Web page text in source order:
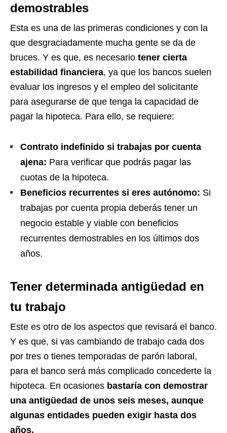
demostrables
Esta es una de las primeras condiciones y con la
que desgraciadamente mucha gente se da de
bruces. Y es que, es necesario tener cierta
estabilidad financiera, ya que los bancos suelen
evaluar los ingresos y el empleo del solicitante
para asegurarse de que tenga la capacidad de
pagar la hipoteca. Para ello, se requiere:
Contrato indefinido si trabajas por cuenta
ajena: Para verificar que podrás pagar las
cuotas de la hipoteca.
Beneficios recurrentes si eres autónomo: Si
trabajas por cuenta propia deberás tener un
negocio estable y viable con beneficios
recurrentes demostrables en los últimos dos
años.
Tener determinada antigüedad en
tu trabajo
Este es otro de los aspectos que revisará el banco.
Y es que, si vas cambiando de trabajo cada dos
por tres o tienes temporadas de parón laboral,
para el banco será más complicado concederte la
hipoteca. En ocasiones bastaría con demostrar
una antigüedad de unos seis meses, aunque
algunas entidades pueden exigir hasta dos
años.